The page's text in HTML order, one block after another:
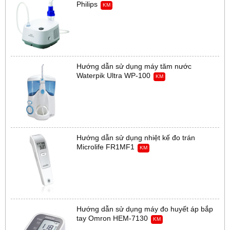
Philips
KM
Hướng dẫn sử dụng máy tăm nước
Waterpik Ultra WP-100
KM
Hướng dẫn sử dụng nhiệt kế đo trán
Microlife FR1MF1
KM
Hướng dẫn sử dụng máy đo huyết áp bắp
tay Omron HEM-7130
KM